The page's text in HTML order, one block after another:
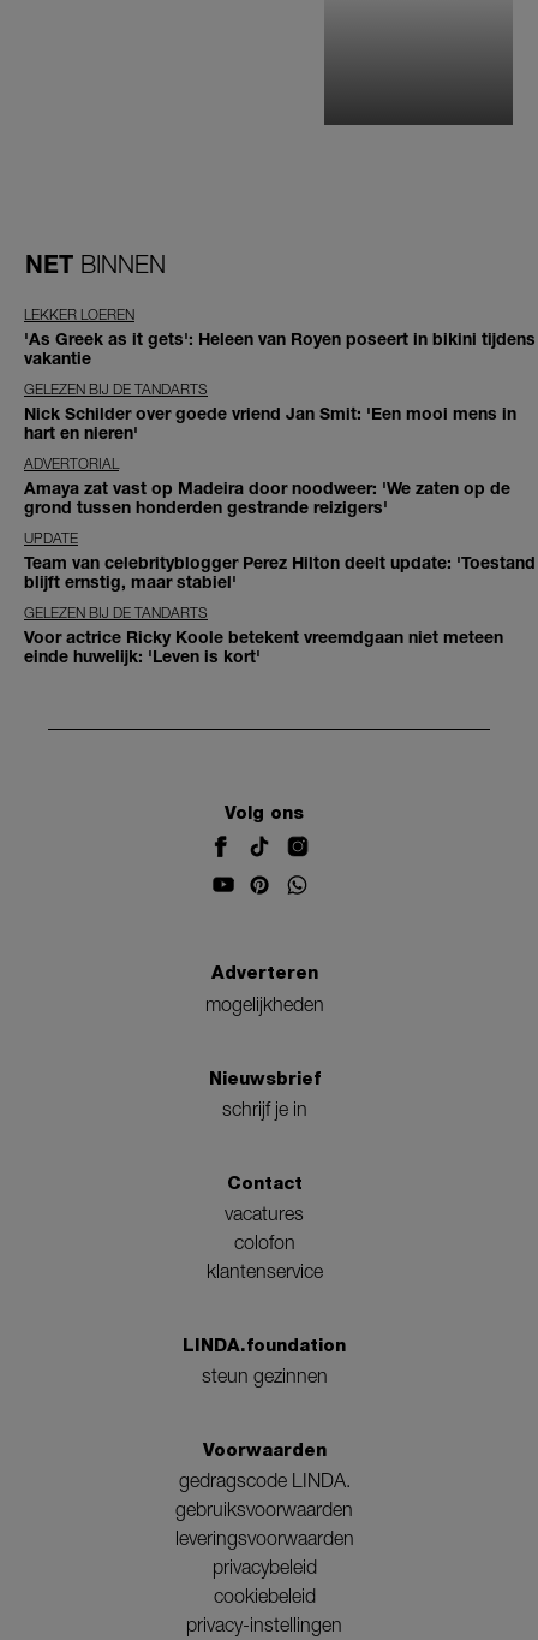
NET BINNEN
LEKKER LOEREN
'As Greek as it gets': Heleen van Royen poseert in bikini tijdens
vakantie
GELEZEN BIJ DE TANDARTS
Nick Schilder over goede vriend Jan Smit: 'Een mooi mens in
hart en nieren'
ADVERTORIAL
Amaya zat vast op Madeira door noodweer: 'We zaten op de
grond tussen honderden gestrande reizigers'
UPDATE
Team van celebrityblogger Perez Hilton deelt update: 'Toestand
blijft ernstig, maar stabiel'
GELEZEN BIJ DE TANDARTS
Voor actrice Ricky Koole betekent vreemdgaan niet meteen
einde huwelijk: 'Leven is kort'
Volg ons
Adverteren
mogelijkheden
Nieuwsbrief
schrijf je in
Contact
vacatures
colofon
klantenservice
LINDA.foundation
steun gezinnen
Voorwaarden
gedragscode LINDA.
gebruiksvoorwaarden
leveringsvoorwaarden
privacybeleid
cookiebeleid
privacy-instellingen